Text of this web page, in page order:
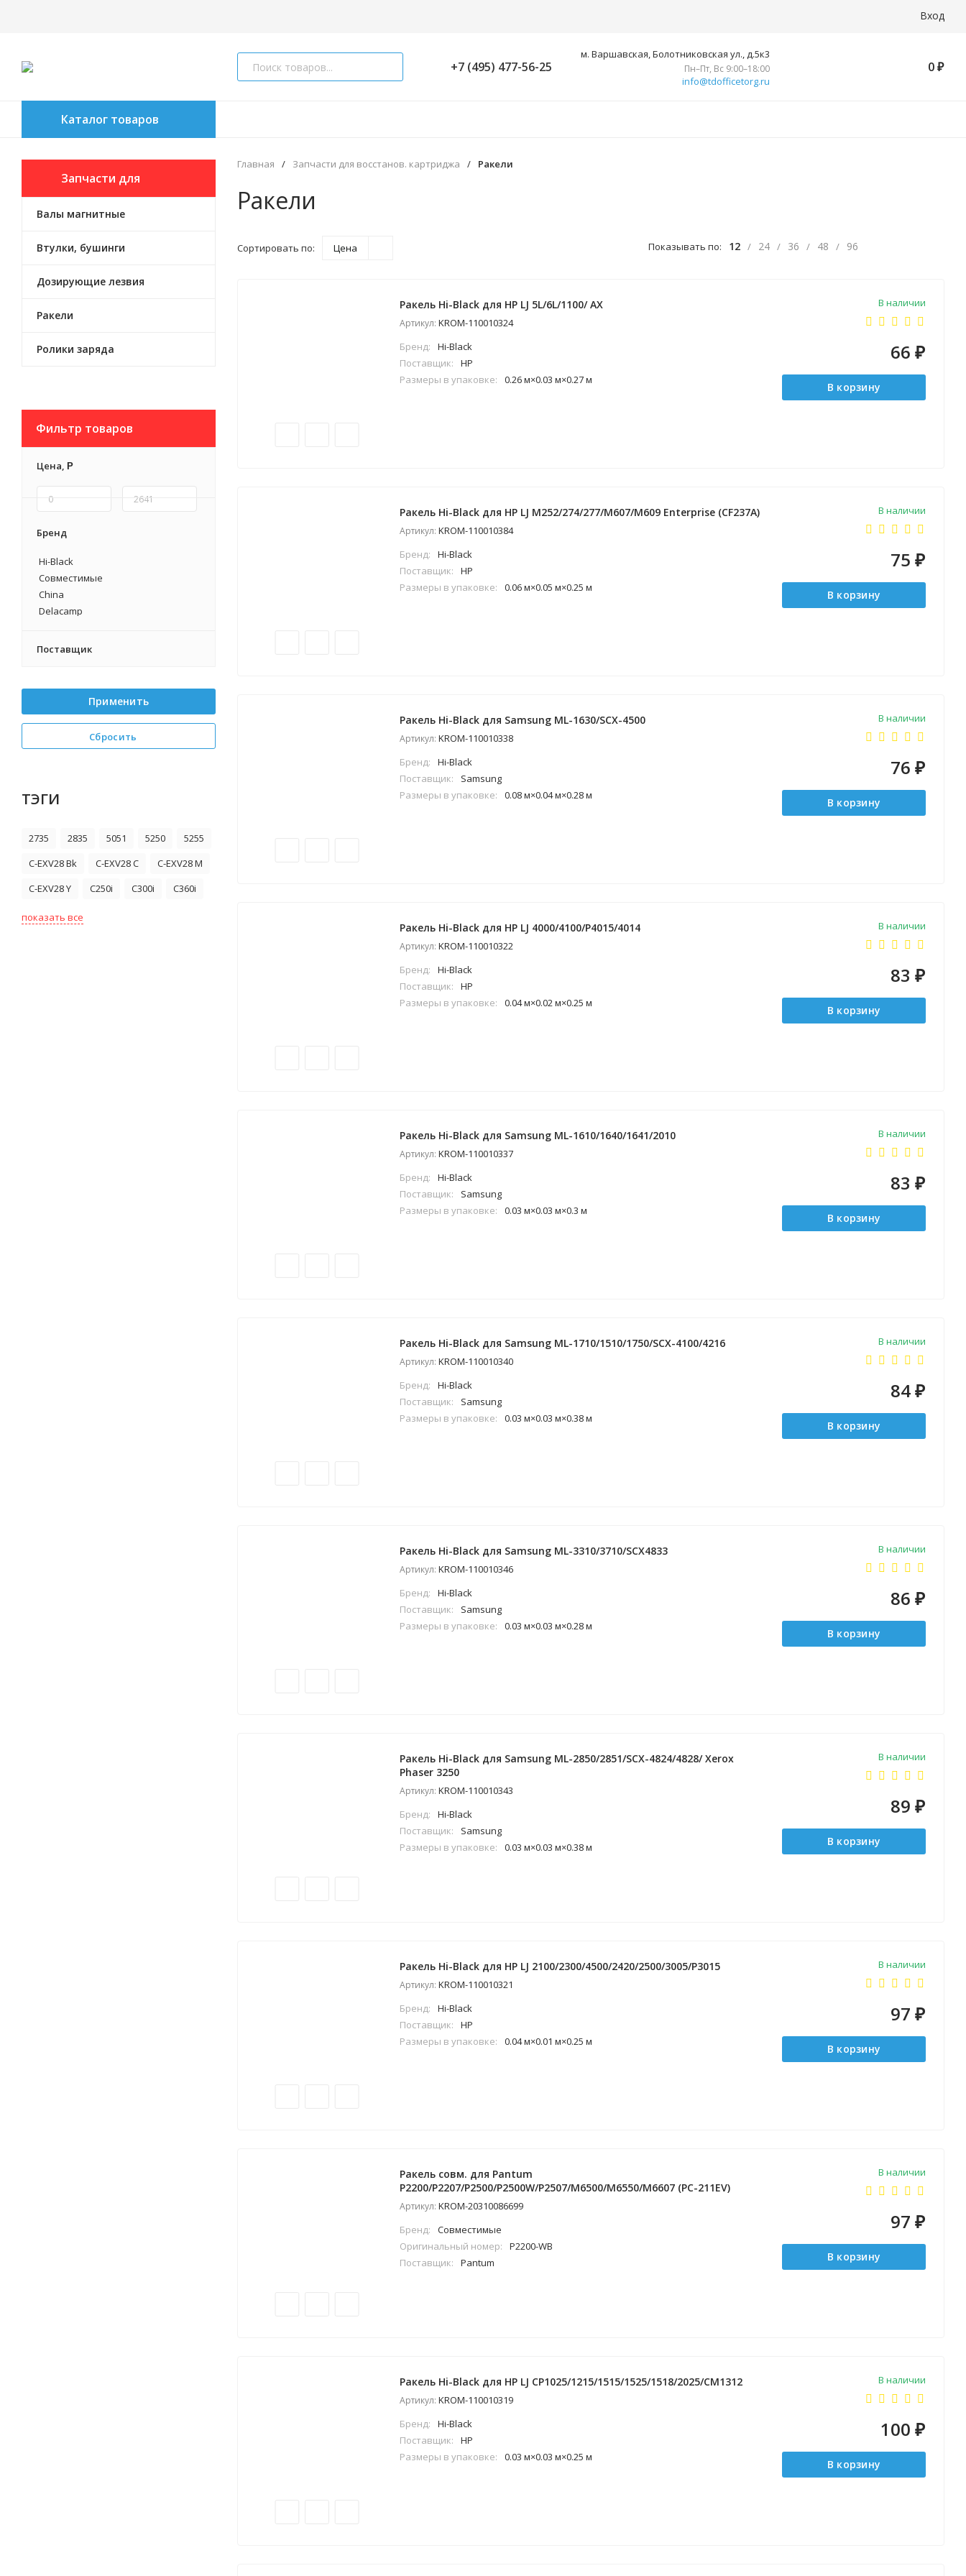
Вход
+7 (495) 477-56-25
м. Варшавская, Болотниковская ул., д.5к3
Пн–Пт, Вс 9:00–18:00
info@tdofficetorg.ru
0 ₽
Каталог товаров
Запчасти для
восстанов. картриджа
Валы магнитные
Втулки, бушинги
Дозирующие лезвия
Ракели
Ролики заряда
Фильтр товаров
Цена, Р
Бренд
Hi-Black
Совместимые
China
Delacamp
Поставщик
Применить
Сбросить
ТЭГИ
2735 2835 5051 5250
5255
C-EXV28 Bk
C-EXV28 C
C-EXV28 M
C-EXV28 Y
C250i C300i C360i
показать все
Главная / Запчасти для восстанов. картриджа / Ракели
Ракели
Сортировать по: Цена Показывать по: 12 / 24 / 36 / 48 / 96
Ракель Hi-Black для HP LJ 5L/6L/1100/ AX
Артикул: KROM-110010324
Бренд:
Hi-Black
Поставщик:
HP
Размеры в упаковке:
0.26 м×0.03 м×0.27 м
В наличии
66 ₽
В корзину
Ракель Hi-Black для HP LJ M252/274/277/M607/M609 Enterprise (CF237A)
Артикул: KROM-110010384
Бренд:
Hi-Black
Поставщик:
HP
Размеры в упаковке:
0.06 м×0.05 м×0.25 м
В наличии
75 ₽
В корзину
Ракель Hi-Black для Samsung ML-1630/SCX-4500
Артикул: KROM-110010338
Бренд:
Hi-Black
Поставщик:
Samsung
Размеры в упаковке:
0.08 м×0.04 м×0.28 м
В наличии
76 ₽
В корзину
Ракель Hi-Black для HP LJ 4000/4100/P4015/4014
Артикул: KROM-110010322
Бренд:
Hi-Black
Поставщик:
HP
Размеры в упаковке:
0.04 м×0.02 м×0.25 м
В наличии
83 ₽
В корзину
Ракель Hi-Black для Samsung ML-1610/1640/1641/2010
Артикул: KROM-110010337
Бренд:
Hi-Black
Поставщик:
Samsung
Размеры в упаковке:
0.03 м×0.03 м×0.3 м
В наличии
83 ₽
В корзину
Ракель Hi-Black для Samsung ML-1710/1510/1750/SCX-4100/4216
Артикул: KROM-110010340
Бренд:
Hi-Black
Поставщик:
Samsung
Размеры в упаковке:
0.03 м×0.03 м×0.38 м
В наличии
84 ₽
В корзину
Ракель Hi-Black для Samsung ML-3310/3710/SCX4833
Артикул: KROM-110010346
Бренд:
Hi-Black
Поставщик:
Samsung
Размеры в упаковке:
0.03 м×0.03 м×0.28 м
В наличии
86 ₽
В корзину
Ракель Hi-Black для Samsung ML-2850/2851/SCX-4824/4828/ Xerox
Phaser 3250
Артикул: KROM-110010343
Бренд:
Hi-Black
Поставщик:
Samsung
Размеры в упаковке:
0.03 м×0.03 м×0.38 м
В наличии
89 ₽
В корзину
Ракель Hi-Black для HP LJ 2100/2300/4500/2420/2500/3005/P3015
Артикул: KROM-110010321
Бренд:
Hi-Black
Поставщик:
HP
Размеры в упаковке:
0.04 м×0.01 м×0.25 м
В наличии
97 ₽
В корзину
Ракель совм. для Pantum
P2200/P2207/P2500/P2500W/P2507/M6500/M6550/M6607 (PC-211EV)
Артикул: KROM-20310086699
Бренд:
Совместимые
Оригинальный номер:
P2200-WB
Поставщик:
Pantum
В наличии
97 ₽
В корзину
Ракель Hi-Black для HP LJ CP1025/1215/1515/1525/1518/2025/CM1312
Артикул: KROM-110010319
Бренд:
Hi-Black
Поставщик:
HP
Размеры в упаковке:
0.03 м×0.03 м×0.25 м
В наличии
100 ₽
В корзину